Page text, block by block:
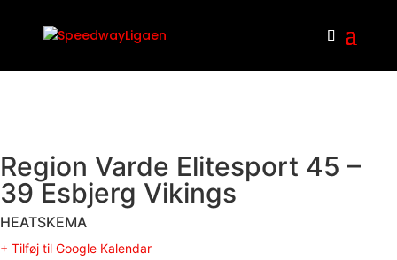
Region Varde Elitesport 45 –
39 Esbjerg Vikings
HEATSKEMA
+ Tilføj til Google Kalendar